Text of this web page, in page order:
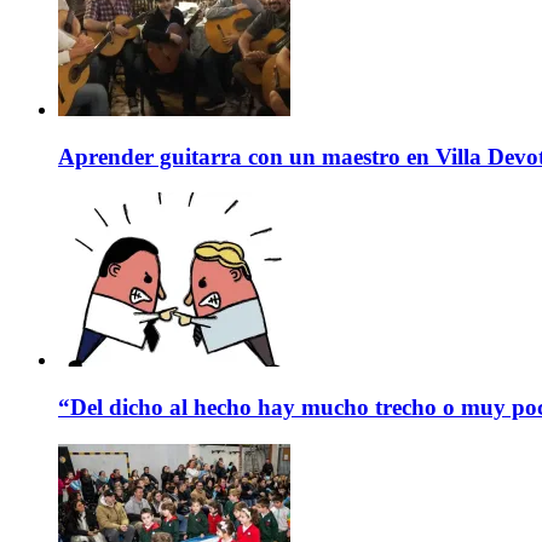
Aprender guitarra con un maestro en Villa
“Del dicho al hecho hay mucho trecho o muy